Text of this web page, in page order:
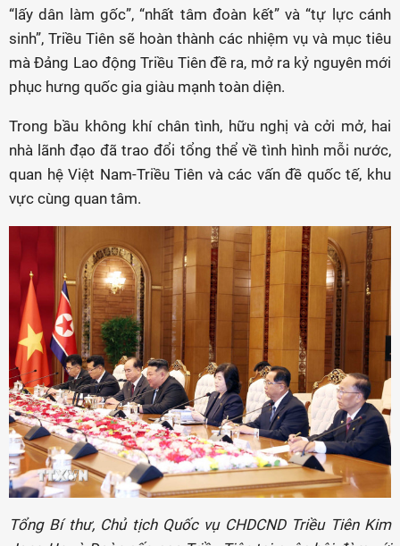
“lấy dân làm gốc”, “nhất tâm đoàn kết” và “tự lực cánh
sinh”, Triều Tiên sẽ hoàn thành các nhiệm vụ và mục tiêu
mà Đảng Lao động Triều Tiên đề ra, mở ra kỷ nguyên mới
phục hưng quốc gia giàu mạnh toàn diện.
Trong bầu không khí chân tình, hữu nghị và cởi mở, hai
nhà lãnh đạo đã trao đổi tổng thể về tình hình mỗi nước,
quan hệ Việt Nam-Triều Tiên và các vấn đề quốc tế, khu
vực cùng quan tâm.
Tổng Bí thư, Chủ tịch Quốc vụ CHDCND Triều Tiên Kim